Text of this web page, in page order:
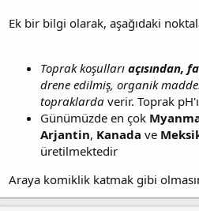
Ek bir bilgi olarak, aşağıdaki
Toprak koşulları açısından,
drene edilmiş, organik
topraklarda verir. Toprak
Günümüzde en çok
Arjantin, Kanada ve
üretilmektedir
Araya komiklik katmak gibi